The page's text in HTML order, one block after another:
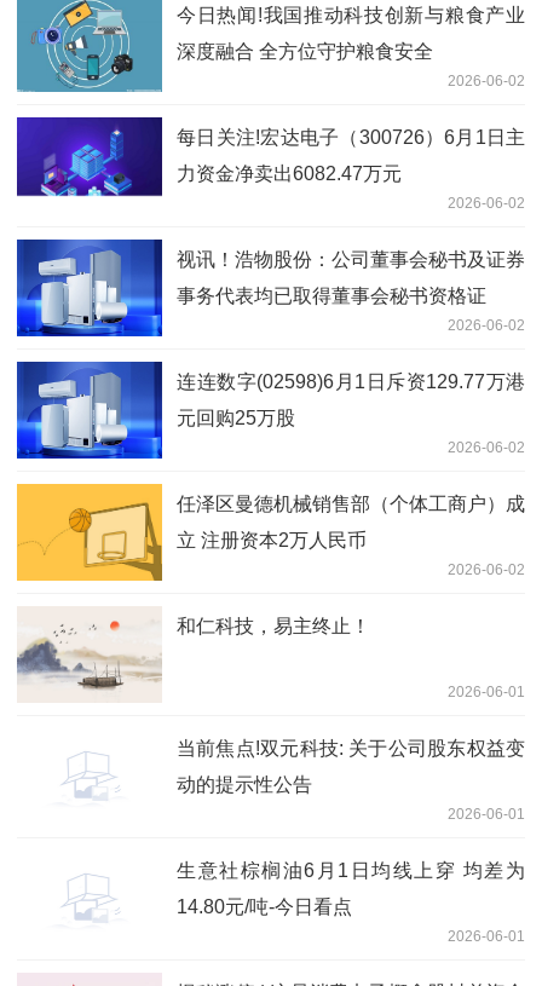
今日热闻!我国推动科技创新与粮食产业
深度融合 全方位守护粮食安全
2026-06-02
每日关注!宏达电子（300726）6月1日主
力资金净卖出6082.47万元
2026-06-02
视讯！浩物股份：公司董事会秘书及证券
事务代表均已取得董事会秘书资格证
2026-06-02
连连数字(02598)6月1日斥资129.77万港
元回购25万股
2026-06-02
任泽区曼德机械销售部（个体工商户）成
立 注册资本2万人民币
2026-06-02
和仁科技，易主终止！
2026-06-01
当前焦点!双元科技: 关于公司股东权益变
动的提示性公告
2026-06-01
生意社棕榈油6月1日均线上穿 均差为
14.80元/吨-今日看点
2026-06-01